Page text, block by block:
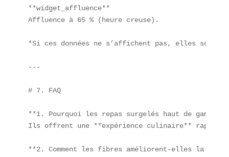
**widget_affluence**
Affluence à 65 % (heure creuse).
*Si ces données ne s’affichent pas, elles sont
---
# 7. FAQ
**1. Pourquoi les repas surgelés haut de
Ils offrent une **expérience culinaire** rapide
**2. Comment les fibres améliorent-elles la